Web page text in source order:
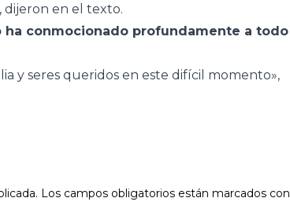
dijeron en el texto.
ha conmocionado profundamente a todo
y seres queridos en este difícil momento»,
Los campos obligatorios están marcados con